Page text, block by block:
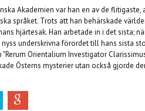
Akademien var han en av de
språket. Trots att han behärskade
hjärtesak. Han arbetade in i det sista;
underskrivna förordet till hans sista
Orientalium Investigator
Österns mysterier utan också gjorde